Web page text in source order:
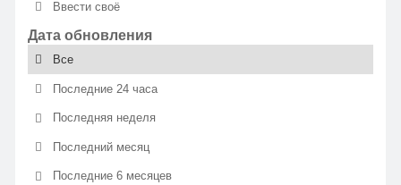
Ввести своё
Дата обновления
Все
Последние 24 часа
Последняя неделя
Последний месяц
Последние 6 месяцев